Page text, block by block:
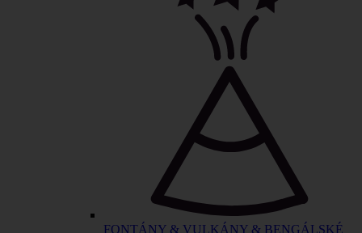
FONTÁNY & VULKÁNY & BENGÁLSKÉ